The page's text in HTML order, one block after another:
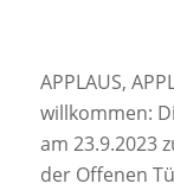
APPLAUS,
willkommen:
am 23.9.2023
der Offenen